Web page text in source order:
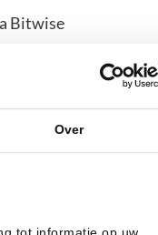
Over
Bitwise
Estados